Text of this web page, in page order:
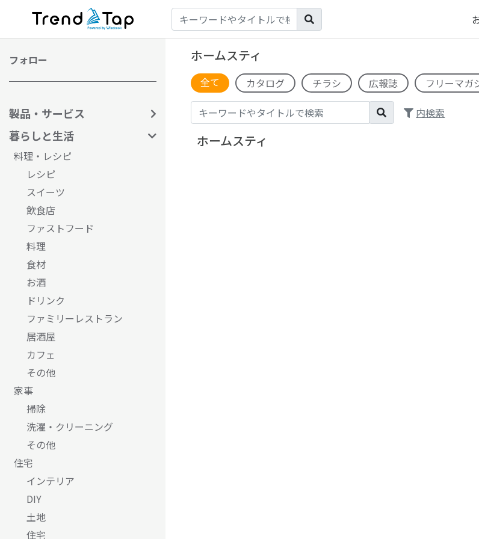
フォロー
製品・サービス
暮らしと生活
料理・レシピ
レシピ
スイーツ
飲食店
ファストフード
料理
食材
お酒
ドリンク
ファミリーレストラン
居酒屋
カフェ
その他
家事
掃除
洗濯・クリーニング
その他
住宅
インテリア
DIY
土地
住宅
ホームスティ
全て カタログ チラシ 広報誌 フリーマガ
内検索
ホームスティ